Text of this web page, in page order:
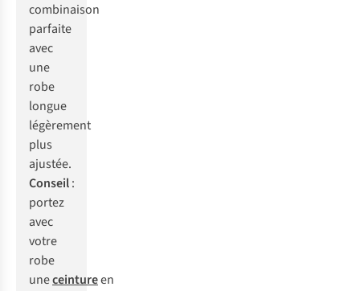
combinaison
parfaite
avec
une
robe
longue
légèrement
plus
ajustée.
Conseil:
portez
avec
votre
robe
uneceintureen